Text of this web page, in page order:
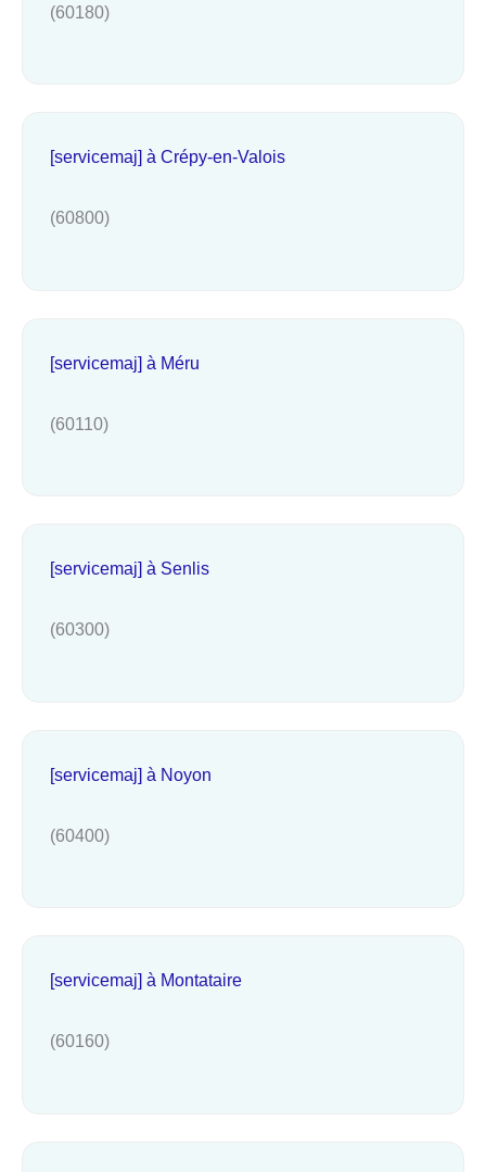
(60180)
[servicemaj] à Crépy-en-Valois
(60800)
[servicemaj] à Méru
(60110)
[servicemaj] à Senlis
(60300)
[servicemaj] à Noyon
(60400)
[servicemaj] à Montataire
(60160)